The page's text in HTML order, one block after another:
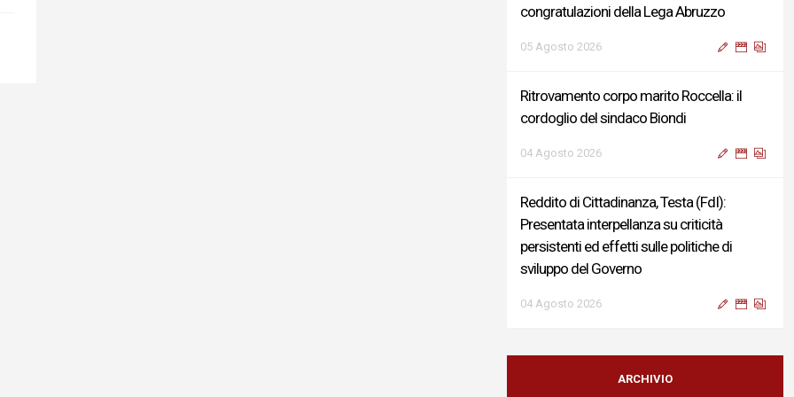
congratulazioni della Lega Abruzzo
05 Agosto 2026
Ritrovamento corpo marito Roccella: il
cordoglio del sindaco Biondi
04 Agosto 2026
Reddito di Cittadinanza, Testa (FdI):
Presentata interpellanza su criticità
persistenti ed effetti sulle politiche di
sviluppo del Governo
04 Agosto 2026
Sigismondi, Liris e Testa: “Profondo
cordoglio e vicinanza al Ministro Roccella e
ARCHIVIO